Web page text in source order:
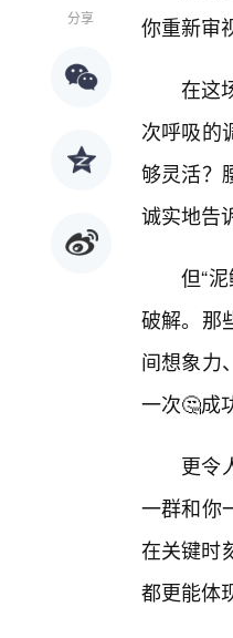
分享
你重新审
在这
次呼吸的
够灵活？
诚实地告
但“
破解。那
间想象力
一次🤔成
更令
一群和你
在关键时
都更能体